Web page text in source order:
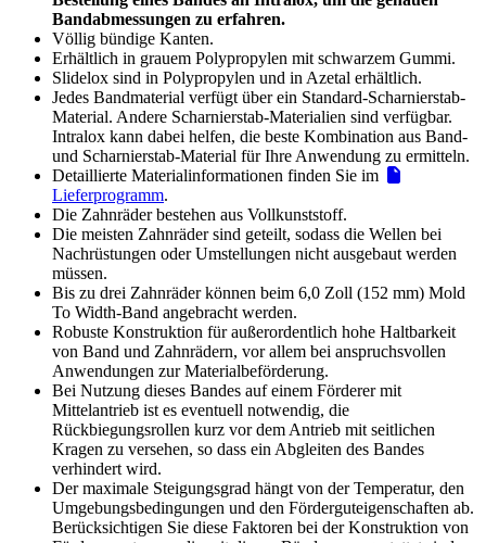
Bandabmessungen zu erfahren.
Völlig bündige Kanten.
Erhältlich in grauem Polypropylen mit schwarzem Gummi.
Slidelox sind in Polypropylen und in Azetal erhältlich.
Jedes Bandmaterial verfügt über ein Standard-Scharnierstab-
Material. Andere Scharnierstab-Materialien sind verfügbar.
Intralox kann dabei helfen, die beste Kombination aus Band-
und Scharnierstab-Material für Ihre Anwendung zu ermitteln.
Detaillierte Materialinformationen finden Sie im
Lieferprogramm.
Die Zahnräder bestehen aus Vollkunststoff.
Die meisten Zahnräder sind geteilt, sodass die Wellen bei
Nachrüstungen oder Umstellungen nicht ausgebaut werden
müssen.
Bis zu drei Zahnräder können beim 6,0 Zoll (152 mm) Mold
To Width-Band angebracht werden.
Robuste Konstruktion für außerordentlich hohe Haltbarkeit
von Band und Zahnrädern, vor allem bei anspruchsvollen
Anwendungen zur Materialbeförderung.
Bei Nutzung dieses Bandes auf einem Förderer mit
Mittelantrieb ist es eventuell notwendig, die
Rückbiegungsrollen kurz vor dem Antrieb mit seitlichen
Kragen zu versehen, so dass ein Abgleiten des Bandes
verhindert wird.
Der maximale Steigungsgrad hängt von der Temperatur, den
Umgebungsbedingungen und den Förderguteigenschaften ab.
Berücksichtigen Sie diese Faktoren bei der Konstruktion von